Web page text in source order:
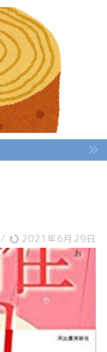
/ 2021年6月29日